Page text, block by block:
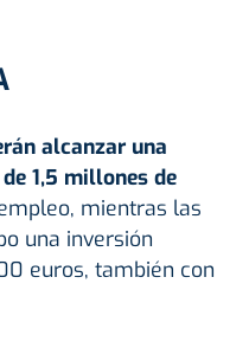
alcanzar una
1,5 millones de
mientras las
una inversión
euros, también con